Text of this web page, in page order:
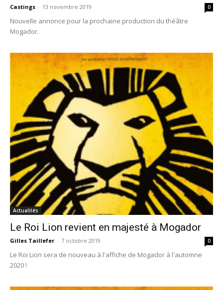
Castings - 13 novembre 2019 0
Nouvelle annonce pour la prochaine production du théâtre
Mogador.
Actualités
Le Roi Lion revient en majesté à Mogador
Gilles Taillefer - 7 octobre 2019 0
Le Roi Lion sera de nouveau à l'affiche de Mogador à l'automne
2020 !